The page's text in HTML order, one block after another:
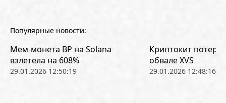
Популярные новости:
Мем-монета BP на Solana
взлетела на 608%
29.01.2026 12:50:19
Криптокит
обвале XVS
29.01.2026 12:48:16